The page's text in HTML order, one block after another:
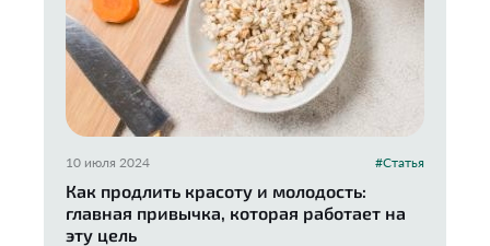
10 июля 2024 #Статья
Как продлить красоту и молодость:
главная привычка, которая работает на
эту цель